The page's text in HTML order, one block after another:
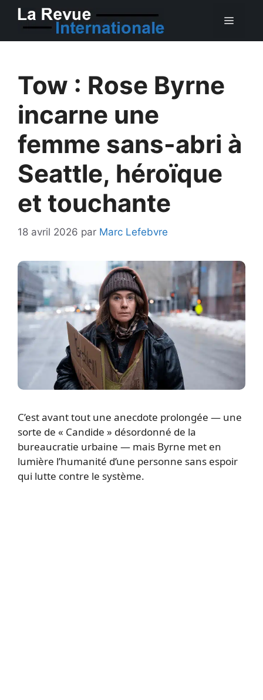
Aller
Tow : Rose Byrne
incarne une
femme sans-abri à
Seattle, héroïque
et touchante
18 avril 2026 par Marc Lefebvre
C’est avant tout une anecdote prolongée — une
sorte de « Candide » désordonné de la
bureaucratie urbaine — mais Byrne met en
lumière l’humanité d’une personne sans espoir
qui lutte contre le système.